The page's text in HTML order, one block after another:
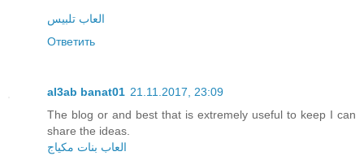
العاب تلبيس
Ответить
al3ab banat01 21.11.2017, 23:09
The blog or and best that is extremely useful to keep I can
share the ideas.
العاب بنات مكياج